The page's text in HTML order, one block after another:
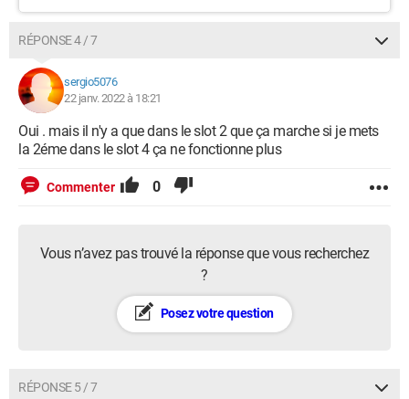
RÉPONSE 4 / 7
sergio5076
22 janv. 2022 à 18:21
Oui . mais il n'y a que dans le slot 2 que ça marche si je mets
la 2éme dans le slot 4 ça ne fonctionne plus
Commenter 0
Vous n’avez pas trouvé la réponse que vous recherchez
?
Posez votre question
RÉPONSE 5 / 7